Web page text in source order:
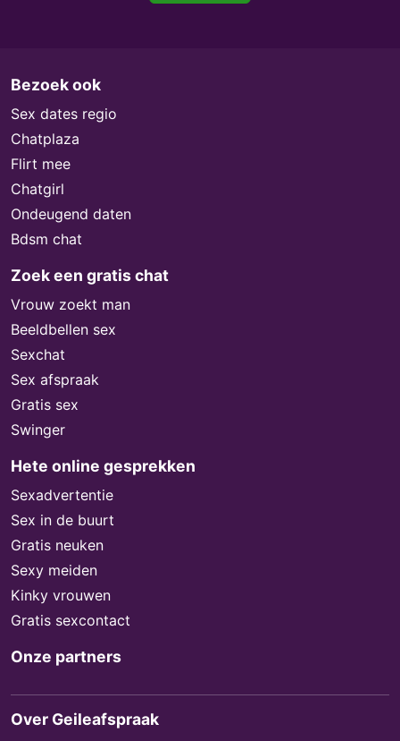
Bezoek ook
Sex dates regio
Chatplaza
Flirt mee
Chatgirl
Ondeugend daten
Bdsm chat
Zoek een gratis chat
Vrouw zoekt man
Beeldbellen sex
Sexchat
Sex afspraak
Gratis sex
Swinger
Hete online gesprekken
Sexadvertentie
Sex in de buurt
Gratis neuken
Sexy meiden
Kinky vrouwen
Gratis sexcontact
Onze partners
Over Geileafspraak